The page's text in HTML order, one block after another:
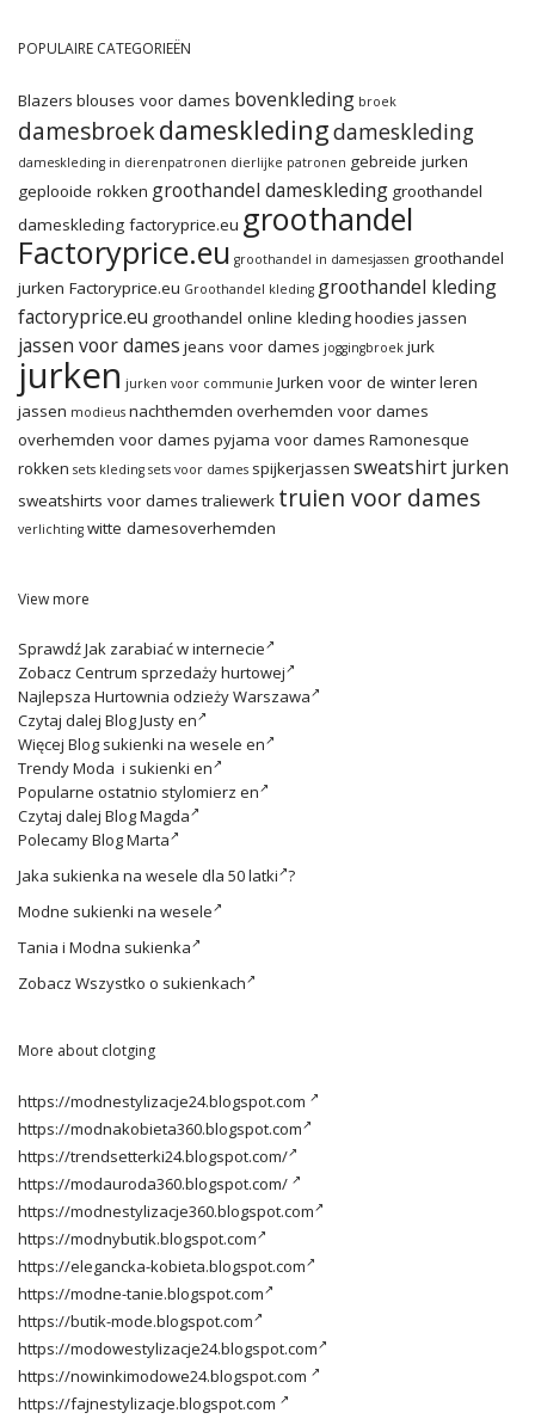
POPULAIRE CATEGORIEËN
Blazers blouses voor dames bovenkleding broek
damesbroekdameskledingdameskleding
dameskleding in dierenpatronen dierlijke patronen gebreide jurken
geplooide rokken groothandel dameskleding groothandel
dameskleding factoryprice.eu groothandel
Factoryprice.eu groothandel in damesjassen groothandel
jurken Factoryprice.eu Groothandel kleding groothandel kleding
factoryprice.eu groothandel online kledinghoodies jassen
jassen voor dames jeans voor dames joggingbroek jurk
jurken jurken voor communie Jurken voor de winterleren
jassen modieus nachthemden overhemden voor dames
overhemden voor dames pyjama voor dames Ramonesque
rokken sets kleding sets voor dames spijkerjassen sweatshirt jurken
sweatshirts voor dames traliewerk truien voor dames
verlichting witte damesoverhemden
View more
SprawdźJak zarabiać w internecie
Zobacz Centrum sprzedaży hurtowej
Najlepsza Hurtownia odzieży Warszawa
Czytaj dalej Blog Justy en
Więcej Blog sukienki na wesele en
TrendyModa i sukienki en
Popularne ostatnio stylomierz en
Czytaj dalej Blog Magda
PolecamyBlog Marta
Jaka sukienka na wesele dla 50 latki ?
Modne sukienki na wesele
Tania i Modna sukienka
Zobacz Wszystko o sukienkach
More about clotging
https://modnestylizacje24.blogspot.com
https://modnakobieta360.blogspot.com
https://trendsetterki24.blogspot.com/
https://modauroda360.blogspot.com/
https://modnestylizacje360.blogspot.com
https://modnybutik.blogspot.com
https://elegancka-kobieta.blogspot.com
https://modne-tanie.blogspot.com
https://butik-mode.blogspot.com
https://modowestylizacje24.blogspot.com
https://nowinkimodowe24.blogspot.com
https://fajnestylizacje.blogspot.com